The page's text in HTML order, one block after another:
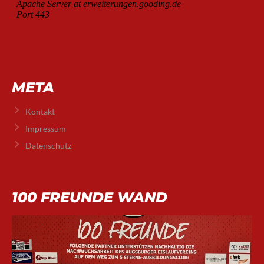
META
Kontakt
Impressum
Datenschutz
100 FREUNDE WAND